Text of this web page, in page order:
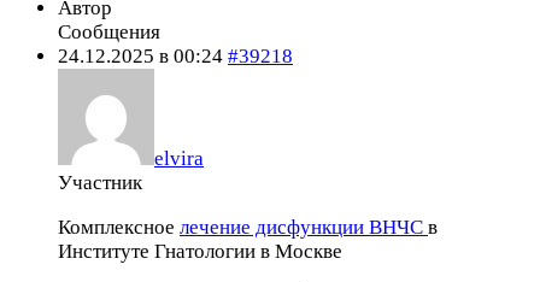
Автор
Сообщения
24.12.2025 в 00:24 #39218
elvira
Участник
Комплексное лечение дисфункции ВНЧС в
Институте Гнатологии в Москве